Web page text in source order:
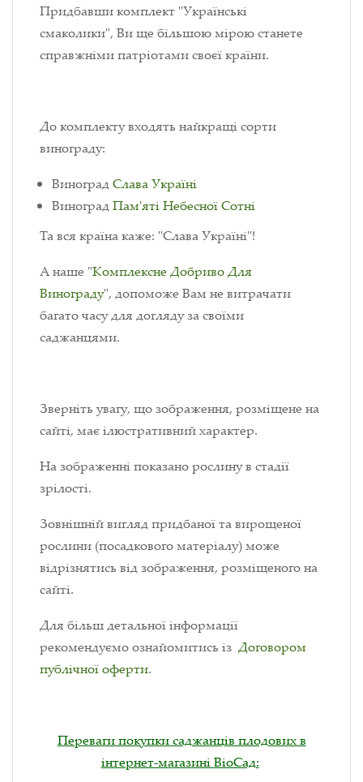
Придбавши комплект "Українські
смаколики", Ви ще більшою мірою станете
справжніми патріотами своєї країни.
До комплекту входять найкращі сорти
винограду:
ВиноградСлава Україні
ВиноградПам'яті Небесної Сотні
Та вся країна каже: "Слава Україні"!
А наше "Комплексне Добриво Для
Винограду", допоможе Вам не витрачати
багато часу для догляду за своїми
саджанцями.
Зверніть увагу, що зображення, розміщене на
сайті, має ілюстративний характер.
На зображенні показано рослину в стадії
зрілості.
Зовнішній вигляд придбаної та вирощеної
рослини (посадкового матеріалу) може
відрізнятись від зображення, розміщеного на
сайті.
Для більш детальної інформації
рекомендуємо ознайомитись із Договором
публічної оферти.
Переваги покупки саджанців плодових в
інтернет-магазині ВіоСад: